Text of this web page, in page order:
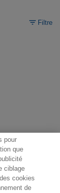
Filtre
du site
pour
que
ciblage
cookies
de